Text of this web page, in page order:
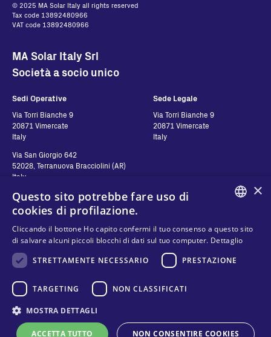
© 2025 MA Solar Italy all rights reserved
Tax code 13892480966
VAT code 13892480966
MA Solar Italy Srl
Società a socio unico
Sedi Operative
Via Torri Bianche 9
20871 Vimercate
Italy
Via San Giorgio 642
52028, Terranuova Bracciolini (AR)
Italy
Sede Legale
Via Torri Bianche 9
20871 Vimercate
Italy
Contatti
Contattaci
Dove comprare
Seguici
Cookies
ITALIAN
SPANISH
×
Questo sito potrebbe fare uso di
cookies di profilazione.
Cliccando il bottone Ho capito confermi il tuo consenso a questo sito
di salvare alcuni piccoli blocchi di dati sul tuo computer. Dettaglio
STRETTAMENTE NECESSARIO
PRESTAZIONE
TARGETING NON CLASSIFICATI
MOSTRA DETTAGLI
ACCETTA TUTTO NON CONSENTIRE COOKIES